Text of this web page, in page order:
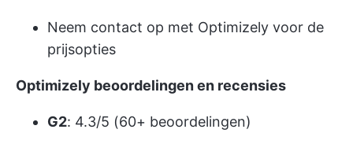
Neem contact op met Optimizely voor de
prijsopties
Optimizely beoordelingen en recensies
G2: 4.3/5 (60+ beoordelingen)